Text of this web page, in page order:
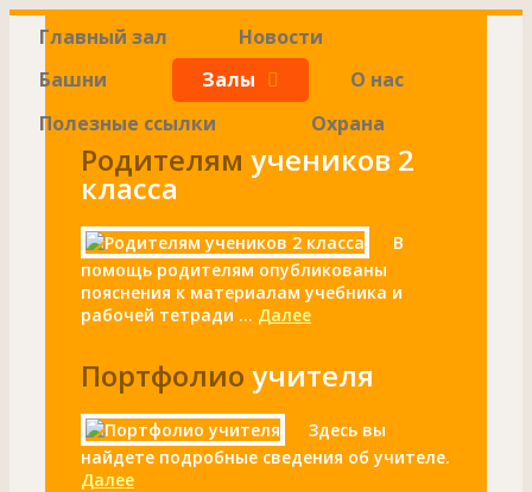
Главный зал
Новости
Башни
Залы
О нас
Полезные ссылки
Охрана
Родителям учеников 2
класса
В
помощь родителям опубликованы
пояснения к материалам учебника и
рабочей тетради ... Далее
Портфолио учителя
Здесь вы
найдете подробные сведения об учителе.
Далее